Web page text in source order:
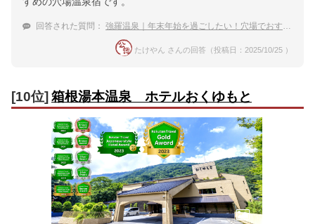
回答された質問： 強羅温泉｜年末年始を過ごしたい！穴場でおすすめの宿は？
たけやん さんの回答（投稿日：2025/10/25 ）
[10位] 箱根湯本温泉 ホテルおくゆもと